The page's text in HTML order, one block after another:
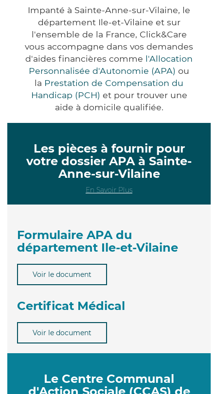
Impanté à Sainte-Anne-sur-Vilaine, le
département Ile-et-Vilaine et sur
l'ensemble de la France, Click&Care
vous accompagne dans vos demandes
d'aides financières comme l'Allocation
Personnalisée d'Autonomie (APA) ou
la Prestation de Compensation du
Handicap (PCH) et pour trouver une
aide à domicile qualifiée.
Les pièces à fournir pour
votre dossier APA à Sainte-
Anne-sur-Vilaine
En Savoir Plus
Formulaire APA du
département Ile-et-Vilaine
Voir le document
Certificat Médical
Voir le document
Le Centre Communal